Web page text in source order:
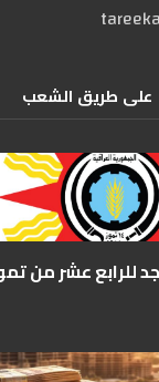
علی طریق الشعب
للرابع عشر من